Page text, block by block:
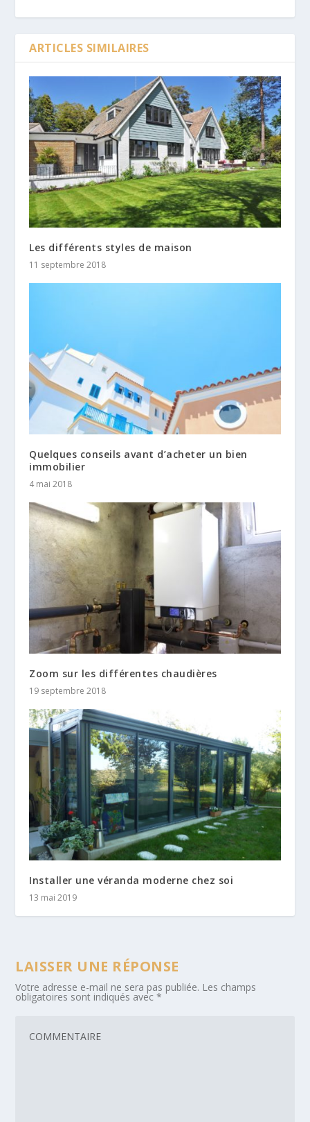
ARTICLES SIMILAIRES
Les différents styles de maison
11 septembre 2018
Quelques conseils avant d’acheter un bien
immobilier
4 mai 2018
Zoom sur les différentes chaudières
19 septembre 2018
Installer une véranda moderne chez soi
13 mai 2019
LAISSER UNE RÉPONSE
Votre adresse e-mail ne sera pas publiée. Les champs
obligatoires sont indiqués avec*